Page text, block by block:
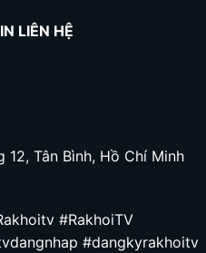
LIÊN HỆ
12, Tân Bình, Hồ Chí Minh
#RakhoiTV
#dangkyrakhoitv